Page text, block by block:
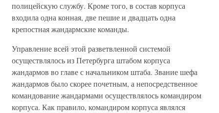
полицейскую службу. Кроме того, в состав корпуса
входила одна конная, две пешие и двадцать одна
крепостная жандармские команды.
Управление всей этой разветвленной системой
осуществлялось из Петербурга штабом корпуса
жандармов во главе с начальником штаба. Звание шефа
жандармов было скорее почетным, а непосредственное
командование жандармами осуществлялось командиром
корпуса. Как правило, командиром корпуса являлся